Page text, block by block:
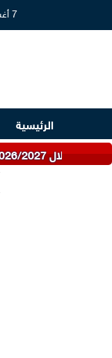
7 أغسطس 2026
الرئيسية